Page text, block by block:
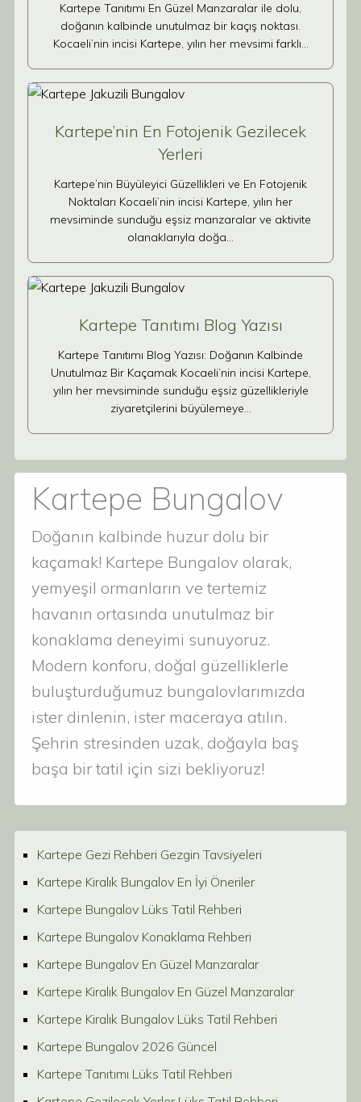
Kartepe Tanıtımı En Güzel Manzaralar ile dolu,
doğanın kalbinde unutulmaz bir kaçış noktası.
Kocaeli’nin incisi Kartepe, yılın her mevsimi farklı…
Kartepe’nin En Fotojenik Gezilecek
Yerleri
Kartepe’nin Büyüleyici Güzellikleri ve En Fotojenik
Noktaları Kocaeli’nin incisi Kartepe, yılın her
mevsiminde sunduğu eşsiz manzaralar ve aktivite
olanaklarıyla doğa…
Kartepe Tanıtımı Blog Yazısı
Kartepe Tanıtımı Blog Yazısı: Doğanın Kalbinde
Unutulmaz Bir Kaçamak Kocaeli’nin incisi Kartepe,
yılın her mevsiminde sunduğu eşsiz güzellikleriyle
ziyaretçilerini büyülemeye…
Kartepe Bungalov
Doğanın kalbinde huzur dolu bir
kaçamak! Kartepe Bungalov olarak,
yemyeşil ormanların ve tertemiz
havanın ortasında unutulmaz bir
konaklama deneyimi sunuyoruz.
Modern konforu, doğal güzelliklerle
buluşturduğumuz bungalovlarımızda
ister dinlenin, ister maceraya atılın.
Şehrin stresinden uzak, doğayla baş
başa bir tatil için sizi bekliyoruz!
Kartepe Gezi Rehberi Gezgin Tavsiyeleri
Kartepe Kiralık Bungalov En İyi Öneriler
Kartepe Bungalov Lüks Tatil Rehberi
Kartepe Bungalov Konaklama Rehberi
Kartepe Bungalov En Güzel Manzaralar
Kartepe Kiralık Bungalov En Güzel Manzaralar
Kartepe Kiralık Bungalov Lüks Tatil Rehberi
Kartepe Bungalov 2026 Güncel
Kartepe Tanıtımı Lüks Tatil Rehberi